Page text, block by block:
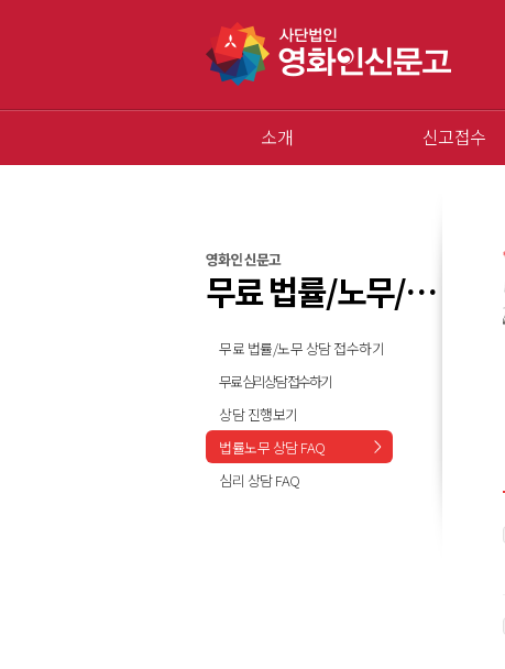
소개 신고접수
영화인 신문고
무료 법률/노무/심리 상담
무료 법률/노무 상담 접수하기
무료 심리상담 접수하기
상담 진행보기
법률노무 상담 FAQ
심리 상담 FAQ